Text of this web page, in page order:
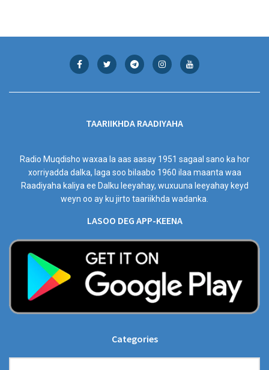
TAARIIKHDA RAADIYAHA
Radio Muqdisho waxaa la aas aasay 1951 sagaal sano ka hor
xorriyadda dalka, laga soo bilaabo 1960 ilaa maanta waa
Raadiyaha kaliya ee Dalku leeyahay, wuxuuna leeyahay keyd
weyn oo ay ku jirto taariikhda wadanka.
LASOO DEG APP-KEENA
Categories